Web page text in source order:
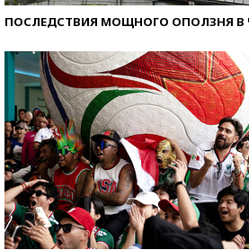
ПОСЛЕДСТВИЯ МОЩНОГО ОПОЛЗНЯ В